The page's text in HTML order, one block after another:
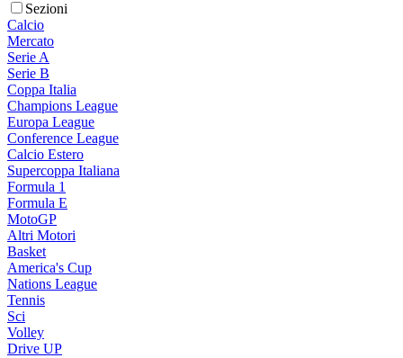
Sezioni
Calcio
Mercato
Serie A
Serie B
Coppa Italia
Champions League
Europa League
Conference League
Calcio Estero
Supercoppa Italiana
Formula 1
Formula E
MotoGP
Altri Motori
Basket
America's Cup
Nations League
Tennis
Sci
Volley
Drive UP